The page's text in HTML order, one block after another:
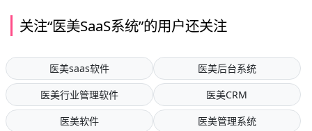
关注“医美SaaS系统”的用户还关注
医美saas软件
医美后台系统
医美行业管理软件
医美CRM
医美软件
医美管理系统